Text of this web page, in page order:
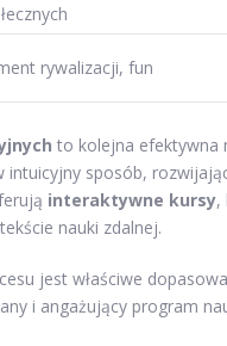
rywalizacji, fun
to kolejna efektywna
intuicyjny sposób,
interaktywne kursy,
nauki zdalnej.
jest właściwe
i angażujący program